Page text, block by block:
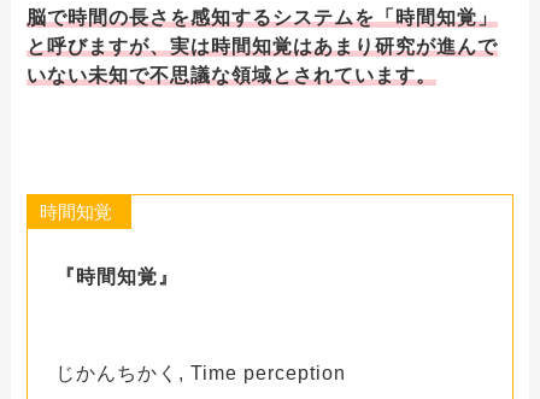
脳で時間の長さを感知するシステムを「時間知覚」
と呼びますが、実は時間知覚はあまり研究が進んで
いない未知で不思議な領域とされています。
時間知覚
『時間知覚』
じかんちかく, Time perception